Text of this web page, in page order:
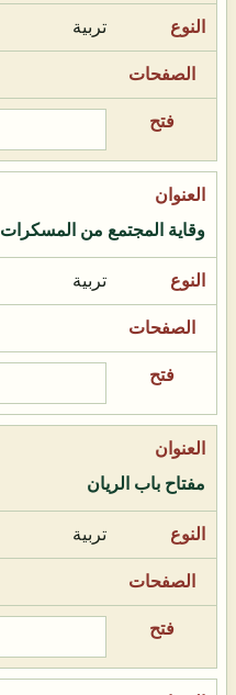
تربية
وقاية المجتمع من المسكرات
تربية
مفتاح باب الريان
تربية